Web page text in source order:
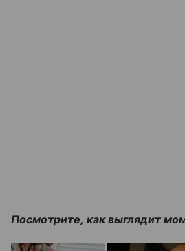
Посмотрите, как выглядит